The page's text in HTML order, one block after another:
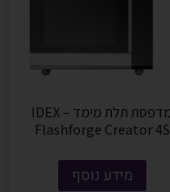
מדפסת תלת מימד IDEX –
Flashforge Creator 4S
מידע נוסף